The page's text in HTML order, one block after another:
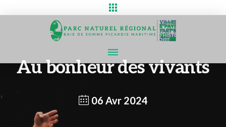
Au bonheur des vivants
06 Avr 2024